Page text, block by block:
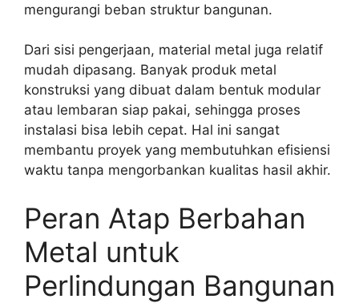
mengurangi beban struktur bangunan.
Dari sisi pengerjaan, material metal juga relatif
mudah dipasang. Banyak produk metal
konstruksi yang dibuat dalam bentuk modular
atau lembaran siap pakai, sehingga proses
instalasi bisa lebih cepat. Hal ini sangat
membantu proyek yang membutuhkan efisiensi
waktu tanpa mengorbankan kualitas hasil akhir.
Peran Atap Berbahan
Metal untuk
Perlindungan Bangunan